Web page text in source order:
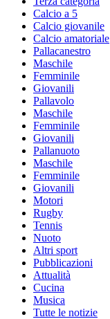
Calcio a 5
Calcio giovanile
Calcio amatoriale
Pallacanestro
Maschile
Femminile
Giovanili
Pallavolo
Maschile
Femminile
Giovanili
Pallanuoto
Maschile
Femminile
Giovanili
Motori
Rugby
Tennis
Nuoto
Altri sport
Pubblicazioni
Attualità
Cucina
Musica
Tutte le notizie